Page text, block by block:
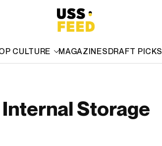
CULTURE MAGAZINESDRAFT PICKS
Internal Storage